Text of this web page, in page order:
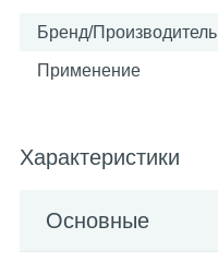
Бренд/Производитель
Применение
Характеристики
Основные